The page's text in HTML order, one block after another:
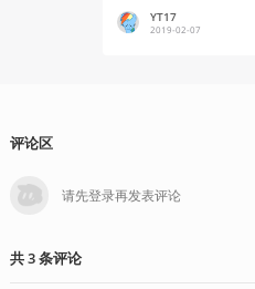
YT17
2019-02-07
评论区
共3条评论